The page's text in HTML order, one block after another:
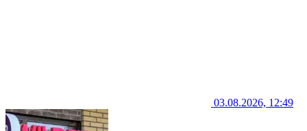
03.08.2026, 12:49